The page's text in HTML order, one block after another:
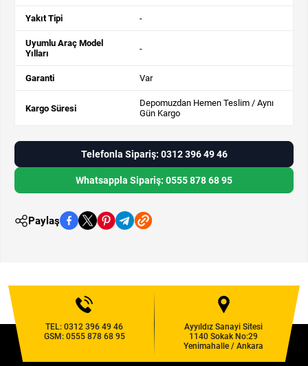
Yakıt Tipi -
Uyumlu Araç Model
Yılları
-
Garanti Var
Kargo Süresi
Depomuzdan Hemen Teslim / Aynı
Gün Kargo
Telefonla Sipariş: 0312 396 49 46
Whatsappla Sipariş: 0555 878 68 95
Paylaş
TEL:0312 396 49 46
GSM: 0555 878 68 95
Ayyıldız Sanayi Sitesi
1140 Sokak No:29
Yenimahalle / Ankara